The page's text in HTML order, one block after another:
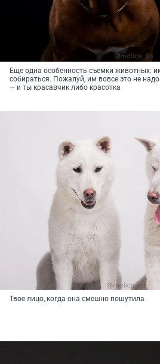
Еще одна особенность съемки животных:
собираться. Пожалуй, им вовсе это не
— и ты красавчик либо красотка
Твое лицо, когда она смешно пошутила